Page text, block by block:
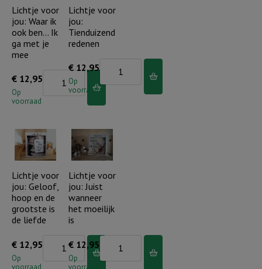
only
stronger...
aantal
Lichtje voor
jou: Waar ik
ook ben… Ik
ga met je
mee
€ 12,95
Op
voorraad
Lichtje
ik
ook
ben...
Ik
ga
met
Lichtje voor
jou:
Tienduizend
redenen
€ 12,95
Op
voorraad
Lichtje
voor
redenen
aantal
Lichtje voor
jou: Geloof,
hoop en de
grootste is
de liefde
€ 12,95
Op
voorraad
Lichtje
Lichtje voor
jou: Juist
wanneer
het moeilijk
is
€ 12,95
Op
voorraad
Lichtje
voor